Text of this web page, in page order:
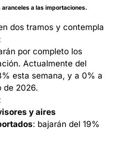
a las importaciones.
dos tramos y contempla
por completo los
Actualmente del
esta semana, y a 0% a
de 2026.
y aires
: bajarán del 19%